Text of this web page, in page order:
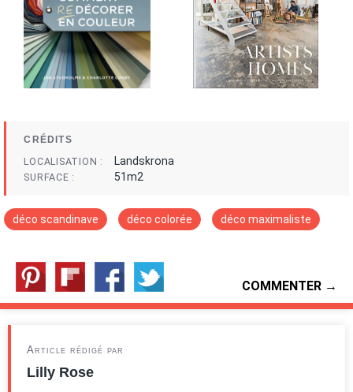
CRÉDITS
LOCALISATION Landskrona
SURFACE 51m2
déco scandinave déco colorée déco maximaliste
COMMENTER →
Article rédigé par
Lilly Rose